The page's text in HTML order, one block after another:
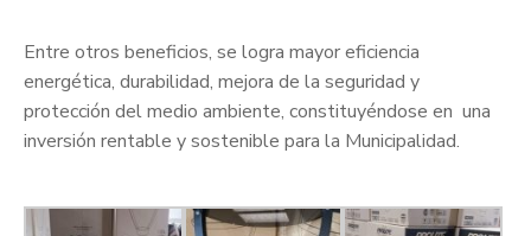
Entre otros beneficios, se logra mayor eficiencia
energética, durabilidad, mejora de la seguridad y
protección del medio ambiente, constituyéndose en una
inversión rentable y sostenible para la Municipalidad.